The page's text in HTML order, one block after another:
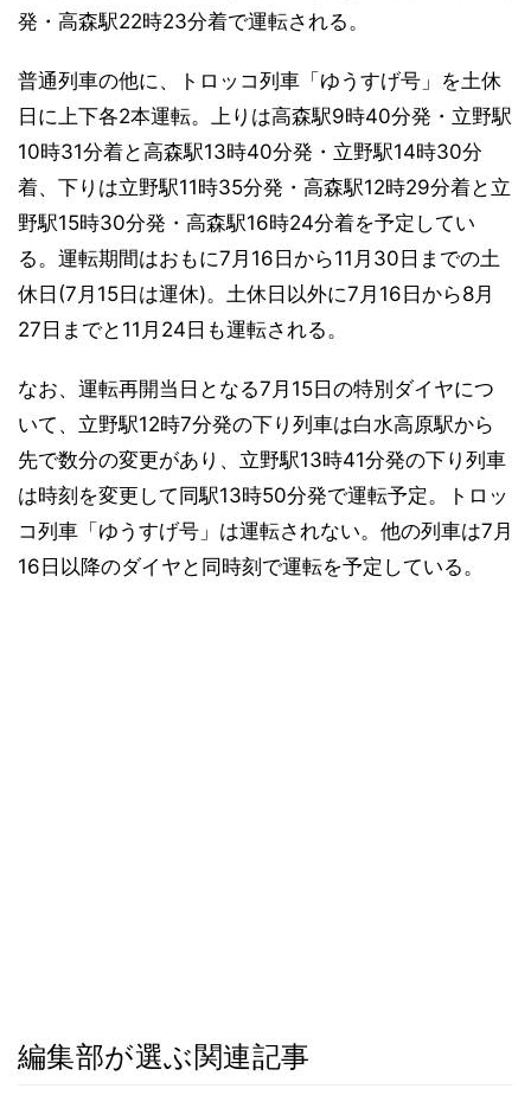
発・高森駅22時23分着で運転される。
普通列車の他に、トロッコ列車「ゆうすげ号」を土休
日に上下各2本運転。上りは高森駅9時40分発・立野駅
10時31分着と高森駅13時40分発・立野駅14時30分
着、下りは立野駅11時35分発・高森駅12時29分着と立
野駅15時30分発・高森駅16時24分着を予定してい
る。運転期間はおもに7月16日から11月30日までの土
休日(7月15日は運休)。土休日以外に7月16日から8月
27日までと11月24日も運転される。
なお、運転再開当日となる7月15日の特別ダイヤにつ
いて、立野駅12時7分発の下り列車は白水高原駅から
先で数分の変更があり、立野駅13時41分発の下り列車
は時刻を変更して同駅13時50分発で運転予定。トロッ
コ列車「ゆうすげ号」は運転されない。他の列車は7月
16日以降のダイヤと同時刻で運転を予定している。
編集部が選ぶ関連記事